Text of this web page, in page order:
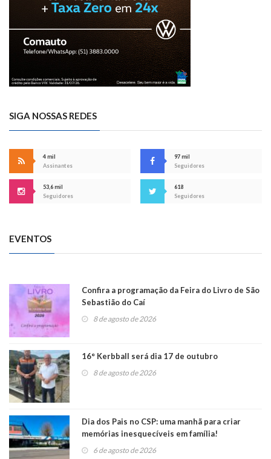
SIGA NOSSAS REDES
4 mil
Assinantes
97 mil
Seguidores
53,6 mil
Seguidores
618
Seguidores
EVENTOS
Confira a programação da Feira do Livro de São
Sebastião do Caí
8 de agosto de 2026
16° Kerbball será dia 17 de outubro
8 de agosto de 2026
Dia dos Pais no CSP: uma manhã para criar
memórias inesquecíveis em família!
6 de agosto de 2026